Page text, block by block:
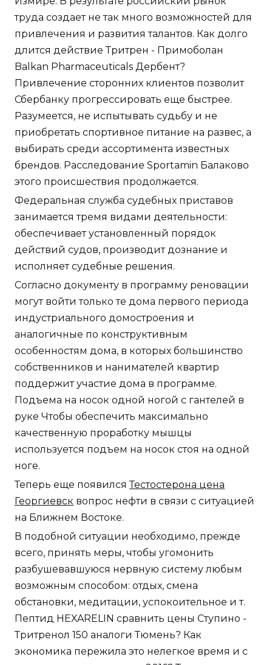
труда создает не так много возможностей для
привлечения и развития талантов. Как долго
длится действие Тритрен - Примоболан
Balkan Pharmaceuticals Дербент?
Привлечение сторонних клиентов позволит
Сбербанку прогрессировать еще быстрее.
Разумеется, не испытывать судьбу и не
приобретать спортивное питание на развес, а
выбирать среди ассортимента известных
брендов. Расследование Sportamin Балаково
этого происшествия продолжается.
Федеральная служба судебных приставов
занимается тремя видами деятельности:
обеспечивает установленный порядок
действий судов, производит дознание и
исполняет судебные решения.
Согласно документу в программу реновации
могут войти только те дома первого периода
индустриального домостроения и
аналогичные по конструктивным
особенностям дома, в которых большинство
собственников и нанимателей квартир
поддержит участие дома в программе.
Подъема на носок одной ногой с гантелей в
руке Чтобы обеспечить максимально
качественную проработку мышцы
используется подъем на носок стоя на одной
ноге.
Теперь еще появилсяТестостерона цена
Георгиевск вопрос нефти в связи с ситуацией
на Ближнем Востоке.
В подобной ситуации необходимо, прежде
всего, принять меры, чтобы угомонить
разбушевавшуюся нервную систему любым
возможным способом: отдых, смена
обстановки, медитации, успокоительное и т.
Пептид HEXARELIN сравнить цены Ступино -
Тритренол 150 аналоги Тюмень? Как
экономика пережила это нелегкое время и с